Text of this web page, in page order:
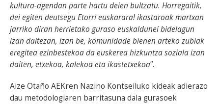
kultura-agendan parte hartu deien bultzatu. Horregaitik,
dei egiten deutsegu Etorri euskarara! ikastaroak martxan
jarriko diran herrietako guraso euskaldunei bidelagun
izan daitezan, izan be, komunidade bienen arteko zubiak
eregitea ezinbestekoa da euskerea hizkuntza soziala izan
daiten, etxekoa, kalekoa eta ikastetxekoa”.
Aize Otaño AEKren Nazino Kontseiluko kideak adierazo
dau metodologiaren barritasuna dala gurasoek